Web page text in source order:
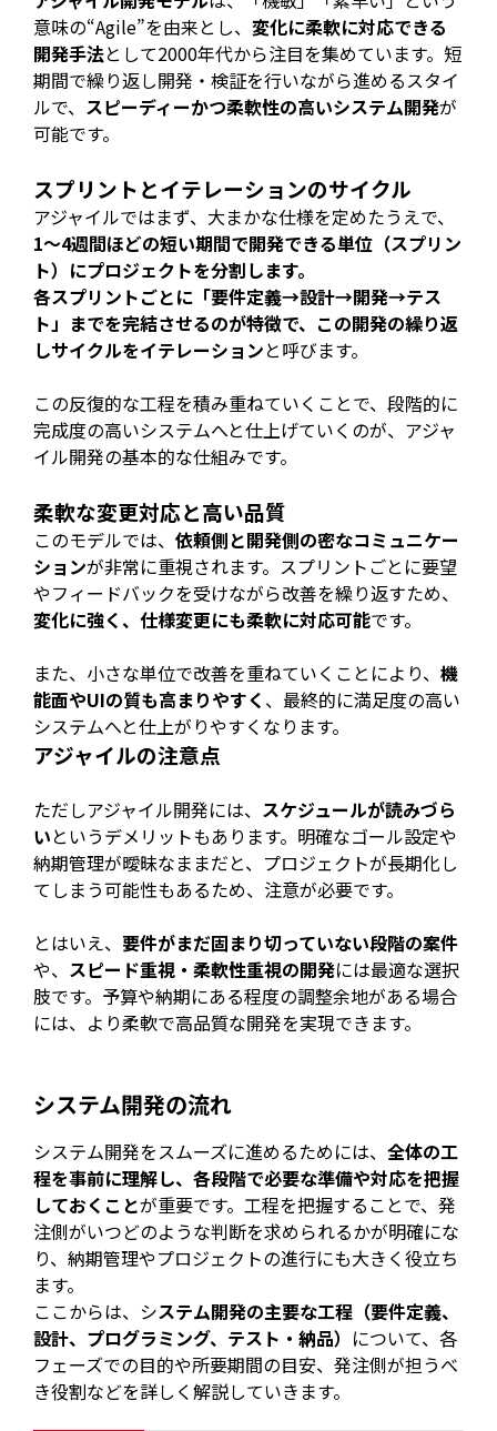
意味の“Agile”を由来とし、変化に柔軟に対応できる
開発手法として2000年代から注目を集めています。短
期間で繰り返し開発・検証を行いながら進めるスタイ
ルで、 スピーディーかつ柔軟性の高いシステム開発が
可能です。
スプリントとイテレーションのサイクル
アジャイルではまず、大まかな仕様を定めたうえで、
1〜4週間ほどの短い期間で開発できる単位（スプリン
ト） にプロジェクトを分割します。
各スプリントごとに「要件定義→設計→開発→テス
ト」までを完結させるのが特徴で、この開発の繰り返
しサイクルをイテレーションと呼びます。
この反復的な工程を積み重ねていくことで、段階的に
完成度の高いシステムへと仕上げていくのが、アジャ
イル開発の基本的な仕組みです。
柔軟な変更対応と高い品質
このモデルでは、依頼側と開発側の密なコミュニケー
ションが非常に重視されます。スプリントごとに要望
やフィードバックを受けながら改善を繰り返すため、
変化に強く、仕様変更にも柔軟に対応可能です。
また、小さな単位で改善を重ねていくことにより、機
能面やUIの質も高まりやすく 、最終的に満足度の高い
システムへと仕上がりやすくなります。
アジャイルの注意点
ただしアジャイル開発には、 スケジュールが読みづら
いというデメリットもあります。明確なゴール設定や
納期管理が曖昧なままだと、プロジェクトが長期化し
てしまう可能性もあるため、注意が必要です。
とはいえ、 要件がまだ固まり切っていない段階の案件
や、 スピード重視・柔軟性重視の開発には最適な選択
肢です。予算や納期にある程度の調整余地がある場合
には、より柔軟で高品質な開発を実現できます。
システム開発の流れ
システム開発をスムーズに進めるためには、全体の工
程を事前に理解し、各段階で必要な準備や対応を把握
しておくことが重要です。工程を把握することで、発
注側がいつどのような判断を求められるかが明確にな
り、納期管理やプロジェクトの進行にも大きく役立ち
ます。
ここからは、システム開発の主要な工程（要件定義、
設計、プログラミング、テスト・納品） について、各
フェーズでの目的や所要期間の目安、発注側が担うべ
き役割などを詳しく解説していきます。